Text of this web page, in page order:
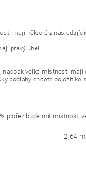
mají některé z
pravý úhel
velké místnosti mají
podlahy chcete položit ke
prořez bude mít místnost,
2,64